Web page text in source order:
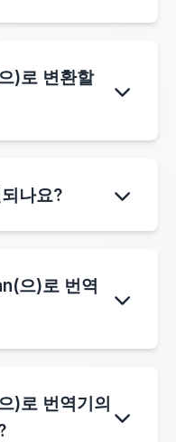
를 Lithuanian(으)
표시합니다.
)로 변환할
시스템이 텍스트
나요?
서 Lithuanian(으)
.
으)로 번역
)로 번역기의